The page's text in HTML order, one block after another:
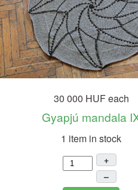
30 000 HUFeach
Gyapjú mandala
1 item in stock
+
–